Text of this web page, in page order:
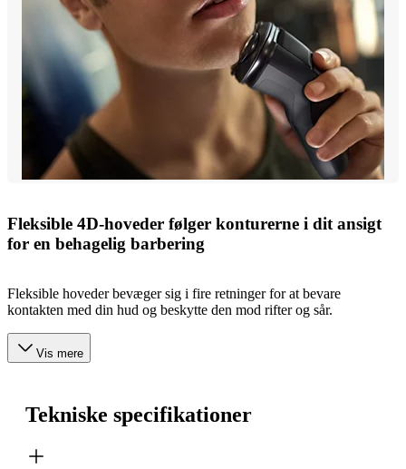
Fleksible 4D-hoveder følger konturerne i dit ansigt
for en behagelig barbering
Fleksible hoveder bevæger sig i fire retninger for at bevare
kontakten med din hud og beskytte den mod rifter og sår.
Vis mere
Tekniske specifikationer